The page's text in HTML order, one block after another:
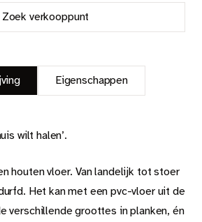
Eigenschappen
wilt halen’.
houten vloer. Van landelijk tot stoer
Het kan met een pvc-vloer uit de
verschillende groottes in planken, én
Zoek verkooppunt